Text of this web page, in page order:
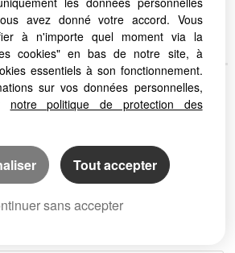
cette annonce à un ami
Votre e-mail*
Destinataire*
avez donné votre accord. Vous
à n'importe quel moment via la
cookies" en bas de notre site, à
essentiels à son fonctionnement.
sur vos données personnelles,
notre politique de protection des
Tout accepter
sans accepter